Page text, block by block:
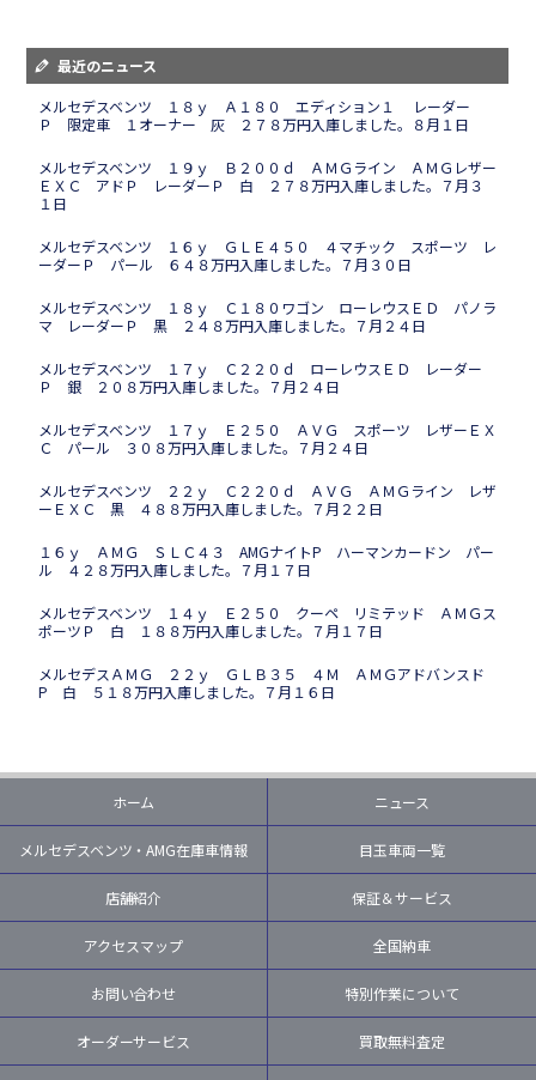
最近のニュース
メルセデスベンツ １８ｙ Ａ１８０ エディション１ レーダー
Ｐ 限定車 １オーナー 灰 ２７８万円入庫しました。８月１日
メルセデスベンツ １９ｙ Ｂ２００ｄ ＡＭＧライン ＡＭＧレザー
ＥＸＣ アドＰ レーダーＰ 白 ２７８万円入庫しました。７月３
１日
メルセデスベンツ １６ｙ ＧＬＥ４５０ ４マチック スポーツ レ
ーダーＰ パール ６４８万円入庫しました。７月３０日
メルセデスベンツ １８ｙ Ｃ１８０ワゴン ローレウスＥＤ パノラ
マ レーダーＰ 黒 ２４８万円入庫しました。７月２４日
メルセデスベンツ １７ｙ Ｃ２２０ｄ ローレウスＥＤ レーダー
Ｐ 銀 ２０８万円入庫しました。７月２４日
メルセデスベンツ １７ｙ Ｅ２５０ ＡＶＧ スポーツ レザーＥＸ
Ｃ パール ３０８万円入庫しました。７月２４日
メルセデスベンツ ２２ｙ Ｃ２２０ｄ ＡＶＧ ＡＭＧライン レザ
ーＥＸＣ 黒 ４８８万円入庫しました。７月２２日
１６ｙ ＡＭＧ ＳＬＣ４３ AMGナイトP ハーマンカードン パー
ル ４２８万円入庫しました。７月１７日
メルセデスベンツ １４ｙ Ｅ２５０ クーペ リミテッド ＡＭＧス
ポーツＰ 白 １８８万円入庫しました。７月１７日
メルセデスＡＭＧ ２２ｙ ＧＬＢ３５ ４Ｍ ＡＭＧアドバンスド
P 白 ５１８万円入庫しました。７月１６日
ホーム ニュース
メルセデスベンツ・AMG在庫車情報 目玉車両一覧
店舗紹介 保証＆サービス
アクセスマップ 全国納車
お問い合わせ 特別作業について
オーダーサービス 買取無料査定